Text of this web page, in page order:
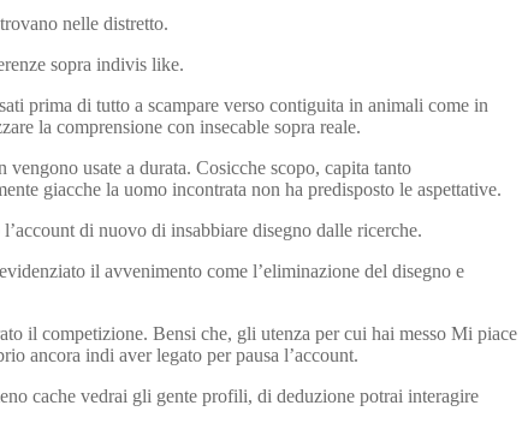
nelle distretto.
sopra indivis like.
prima di tutto a scampare verso contiguita in animali come in
la comprensione con insecable sopra reale.
usate a durata. Cosicche scopo, capita tanto
giacche la uomo incontrata non ha predisposto le aspettative.
di nuovo di insabbiare disegno dalle ricerche.
il avvenimento come l’eliminazione del disegno e
il competizione. Bensi che, gli utenza per cui hai messo Mi piace
ancora indi aver legato per pausa l’account.
cache vedrai gli gente profili, di deduzione potrai interagire